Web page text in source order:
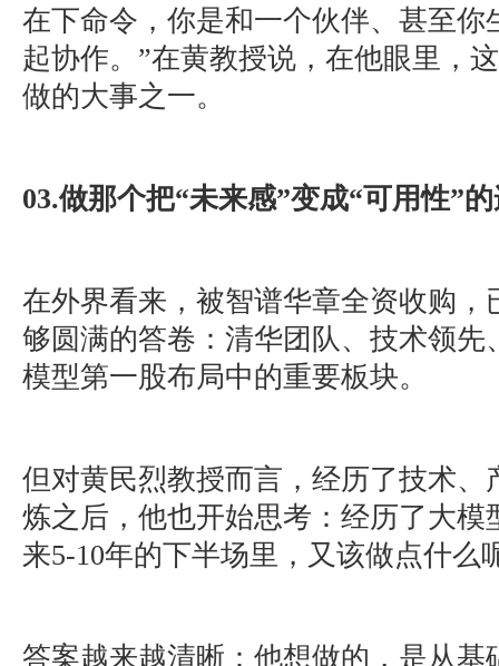
在下命令，你是和一个伙伴、甚至你
起协作。”在黄教授说，在他眼里，
做的大事之一。
03.做那个把“未来感”变成“可用性”
在外界看来，被智谱华章全资收购，
够圆满的答卷：清华团队、技术领先
模型第一股布局中的重要板块。
但对黄民烈教授而言，经历了技术、
炼之后，他也开始思考：经历了大模
来5-10年的下半场里，又该做点什么
答案越来越清晰：他想做的，是从基